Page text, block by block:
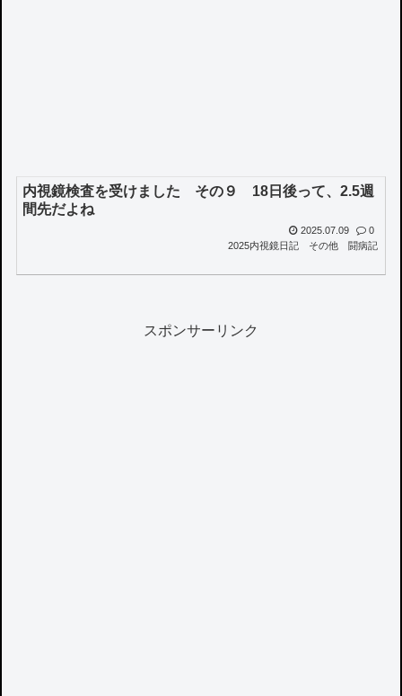
内視鏡検査を受けました その９ 18日後って、2.5週
間先だよね
2025.07.09
0
2025内視鏡日記
その他 闘病記
スポンサーリンク